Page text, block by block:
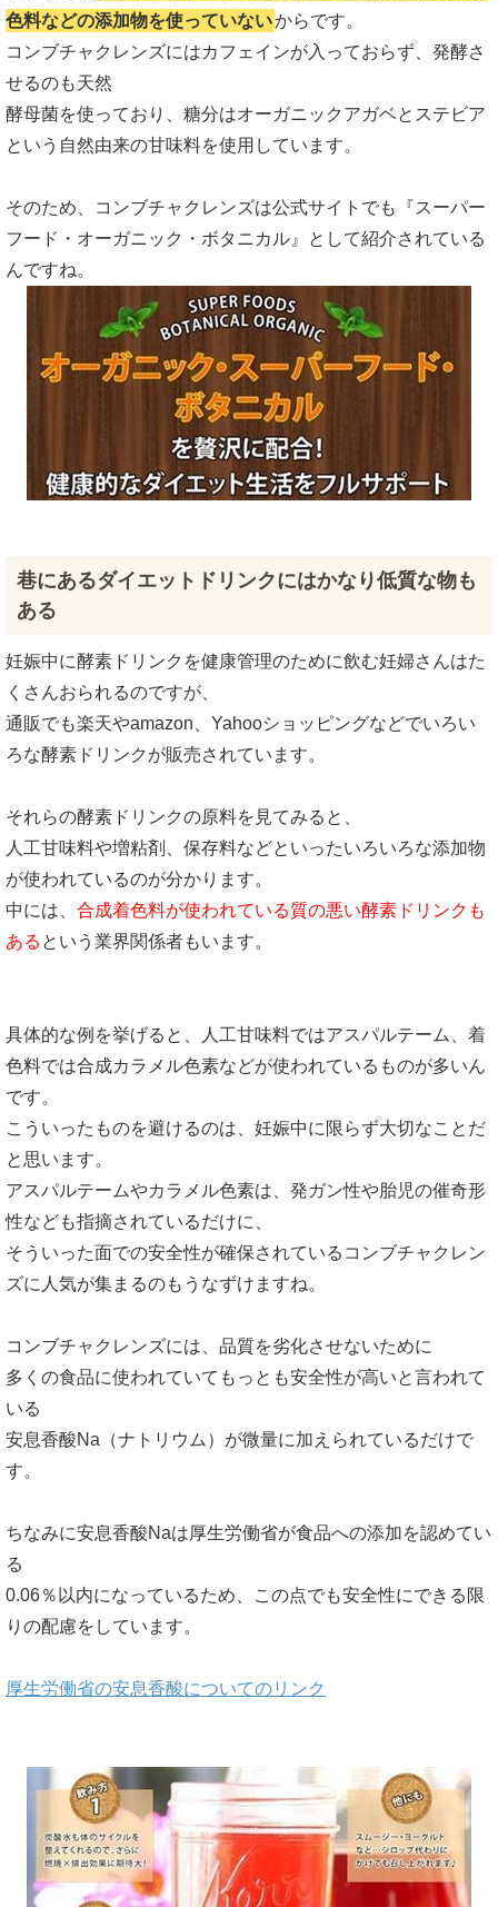
色料などの添加物を使っていないからです。
コンブチャクレンズにはカフェインが入っておらず、発酵さ
せるのも天然
酵母菌を使っており、糖分はオーガニックアガベとステビア
という自然由来の甘味料を使用しています。
そのため、コンブチャクレンズは公式サイトでも『スーパー
フード・オーガニック・ボタニカル』として紹介されている
んですね。
巷にあるダイエットドリンクにはかなり低質な物も
ある
妊娠中に酵素ドリンクを健康管理のために飲む妊婦さんはた
くさんおられるのですが、
通販でも楽天やamazon、Yahooショッピングなどでいろい
ろな酵素ドリンクが販売されています。
それらの酵素ドリンクの原料を見てみると、
人工甘味料や増粘剤、保存料などといったいろいろな添加物
が使われているのが分かります。
中には、 合成着色料が使われている質の悪い酵素ドリンクも
ある という業界関係者もいます。
具体的な例を挙げると、人工甘味料ではアスパルテーム、着
色料では合成カラメル色素などが使われているものが多いん
です。
こういったものを避けるのは、妊娠中に限らず大切なことだ
と思います。
アスパルテームやカラメル色素は、発ガン性や胎児の催奇形
性なども指摘されているだけに、
そういった面での安全性が確保されているコンブチャクレン
ズに人気が集まるのもうなずけますね。
コンブチャクレンズには、品質を劣化させないために
多くの食品に使われていてもっとも安全性が高いと言われて
いる
安息香酸Na（ナトリウム）が微量に加えられているだけで
す。
ちなみに安息香酸Naは厚生労働省が食品への添加を認めてい
る
0.06％以内になっているため、この点でも安全性にできる限
りの配慮をしています。
厚生労働省の安息香酸についてのリンク